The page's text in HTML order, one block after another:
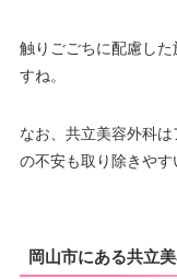
触りごごちに配慮し
すね。
なお、共立美容外科
の不安も取り除きや
岡山市にある共立